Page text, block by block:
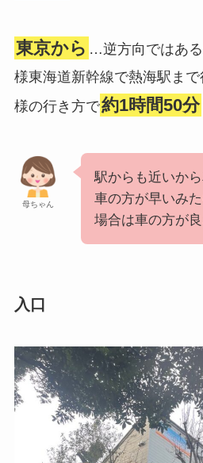
東京から …逆方向ではあ
様東海道新幹線で熱海駅ま
様の行き方で約1時間50分
母ちゃん
駅からも近いか
車の方が早いみ
場合は車の方が良
入口